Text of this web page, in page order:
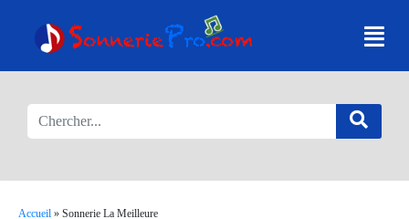
Accueil » Sonnerie La Meilleure